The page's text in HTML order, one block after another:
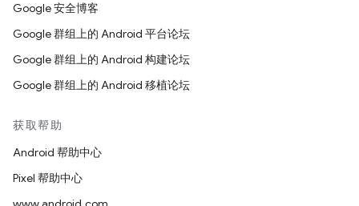
Google 安全博客
Google 群组上的 Android 平台论坛
Google 群组上的 Android 构建论坛
Google 群组上的 Android 移植论坛
获取帮助
Android 帮助中心
Pixel 帮助中心